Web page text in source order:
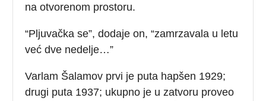
na otvorenom prostoru.
“Pljuvačka se”, dodaje on, “zamrzavala u letu
već dve nedelje…”
Varlam Šalamov prvi je puta hapšen 1929;
drugi puta 1937; ukupno je u zatvoru proveo